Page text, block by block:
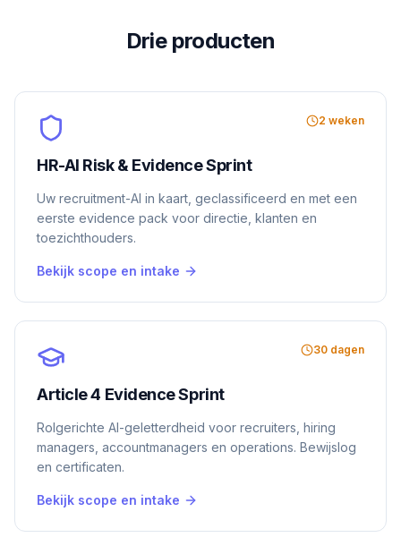
Drie producten
2 weken
HR-AI Risk & Evidence Sprint
Uw recruitment-AI in kaart, geclassificeerd en met een
eerste evidence pack voor directie, klanten en
toezichthouders.
Bekijk scope en intake
30 dagen
Article 4 Evidence Sprint
Rolgerichte AI-geletterdheid voor recruiters, hiring
managers, accountmanagers en operations. Bewijslog
en certificaten.
Bekijk scope en intake